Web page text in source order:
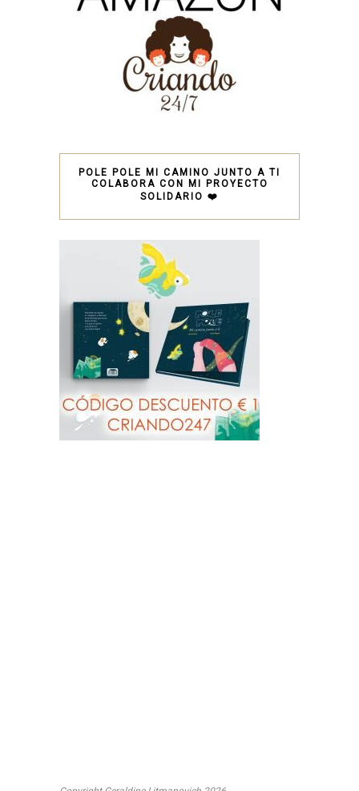
POLE POLE MI CAMINO JUNTO A TI
COLABORA CON MI PROYECTO
SOLIDARIO ❤️